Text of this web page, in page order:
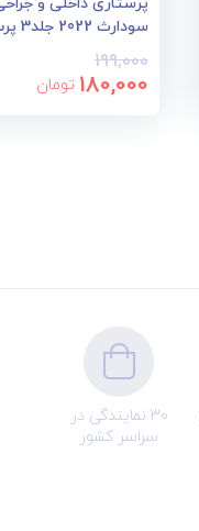
سودارث 2022 جلد3 پرس...
199,000
180,000 تومان
30 نمایندگی در
سراسر کشور